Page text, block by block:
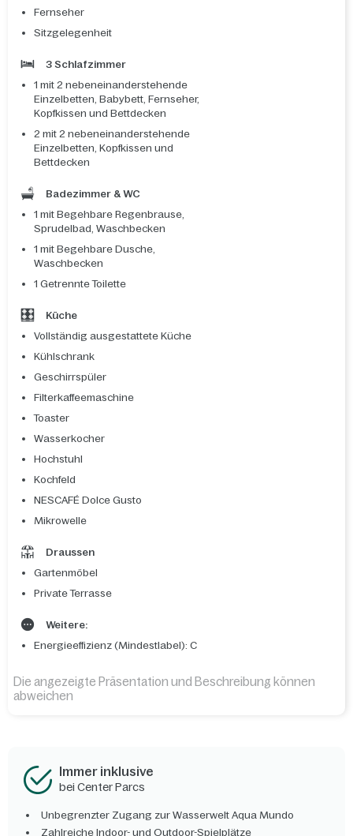
Fernseher
Sitzgelegenheit
3 Schlafzimmer
1 mit 2 nebeneinanderstehende
Einzelbetten, Babybett, Fernseher,
Kopfkissen und Bettdecken
2 mit 2 nebeneinanderstehende
Einzelbetten, Kopfkissen und
Bettdecken
Badezimmer & WC
1 mit Begehbare Regenbrause,
Sprudelbad, Waschbecken
1 mit Begehbare Dusche,
Waschbecken
1 Getrennte Toilette
Küche
Vollständig ausgestattete Küche
Kühlschrank
Geschirrspüler
Filterkaffeemaschine
Toaster
Wasserkocher
Hochstuhl
Kochfeld
NESCAFÉ Dolce Gusto
Mikrowelle
Draussen
Gartenmöbel
Private Terrasse
Weitere:
Energieeffizienz (Mindestlabel): C
Die angezeigte Präsentation und Beschreibung können
abweichen
Immer inklusive
bei Center Parcs
Unbegrenzter Zugang zur Wasserwelt Aqua Mundo
Zahlreiche Indoor- und Outdoor-Spielplätze